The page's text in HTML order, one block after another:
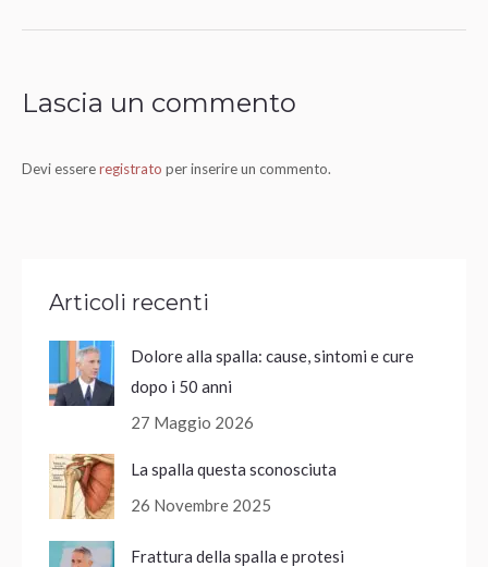
Lascia un commento
Devi essereregistrato per inserire un commento.
Articoli recenti
Dolore alla spalla: cause, sintomi e cure
dopo i 50 anni
27 Maggio 2026
La spalla questa sconosciuta
26 Novembre 2025
Frattura della spalla e protesi